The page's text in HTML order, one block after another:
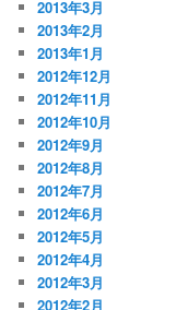
2013年3月
2013年2月
2013年1月
2012年12月
2012年11月
2012年10月
2012年9月
2012年8月
2012年7月
2012年6月
2012年5月
2012年4月
2012年3月
2012年2月